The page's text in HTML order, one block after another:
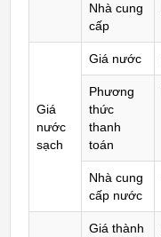
Nhà cung
cấp
Giá
nước
sạch
Giá nước
Phương
thức
thanh
toán
Nhà cung
cấp nước
Giá thành